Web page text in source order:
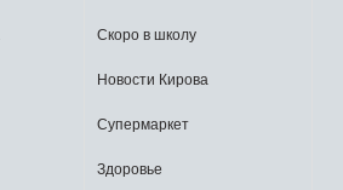
Скоро в школу
Новости Кирова
Супермаркет
Здоровье